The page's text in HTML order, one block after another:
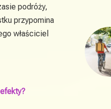
podróży,
przypomina
właściciel